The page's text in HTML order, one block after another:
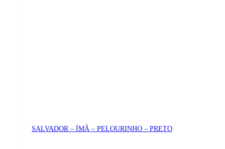
SALVADOR – ÍMÃ – PELOURINHO – PRETO